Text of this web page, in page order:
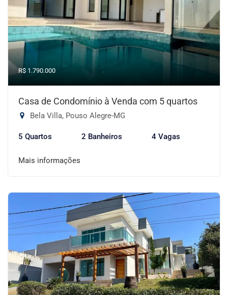
R$ 1.790.000
Casa de Condomínio à Venda com 5 quartos
Bela Villa, Pouso Alegre-MG
5 Quartos 2 Banheiros 4 Vagas
Mais informações